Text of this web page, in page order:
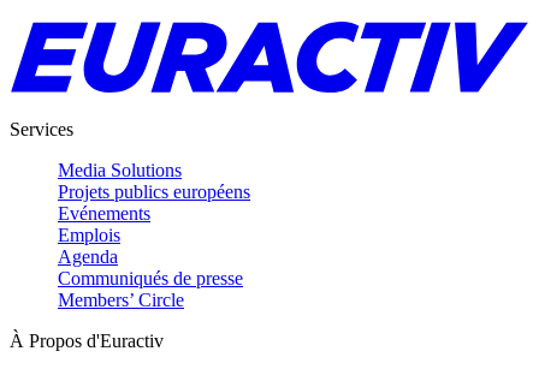
Services
Media Solutions
Projets publics européens
Evénements
Emplois
Agenda
Communiqués de presse
Members’ Circle
À Propos d'Euractiv